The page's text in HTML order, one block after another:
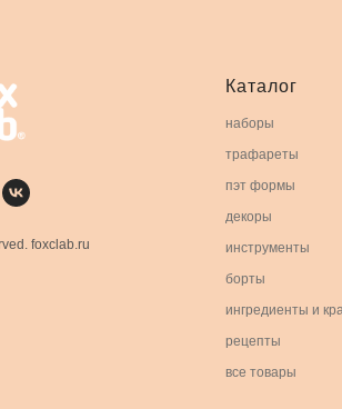
foxclab.ru
Каталог
наборы
трафареты
пэт формы
декоры
инструменты
борты
ингредиенты и
рецепты
все товары